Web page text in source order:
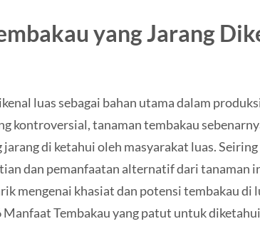
yang Jarang
luas sebagai bahan utama dalam
kontroversial, tanaman tembakau
di ketahui oleh masyarakat luas. Seiring
dan pemanfaatan alternatif dari tanaman
mengenai khasiat dan potensi tembakau di
Tembakau yang patut untuk